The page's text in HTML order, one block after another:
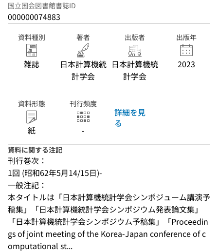
国立国会図書館書誌ID
000000074883
資料種別
雑誌
著者
日本計算機統
計学会
出版者
日本計算機統
計学会
出版年
2023
資料形態
紙
刊行頻度
-
詳細を見
る
資料に関する注記
刊行巻次：
1回 (昭和62年5月14/15日)-
一般注記：
本タイトルは「日本計算機統計学会シンポジューム講演予
稿集」「日本計算機統計学会シンポジウム発表論文集」
「日本計算機統計学会シンポジウム予稿集」「Proceedin
gs of joint meeting of the Korea-Japan conference of c
omputational st...